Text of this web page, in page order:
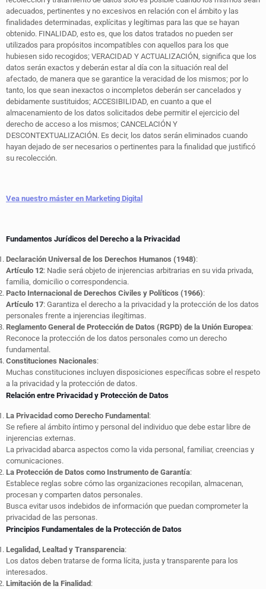
adecuados, pertinentes y no excesivos en relación con el ámbito y las
finalidades determinadas, explícitas y legítimas para las que se hayan
obtenido. FINALIDAD, esto es, que los datos tratados no pueden ser
utilizados para propósitos incompatibles con aquellos para los que
hubiesen sido recogidos; VERACIDAD Y ACTUALIZACIÓN, significa que los
datos serán exactos y deberán estar al día con la situación real del
afectado, de manera que se garantice la veracidad de los mismos; por lo
tanto, los que sean inexactos o incompletos deberán ser cancelados y
debidamente sustituidos; ACCESIBILIDAD, en cuanto a que el
almacenamiento de los datos solicitados debe permitir el ejercicio del
derecho de acceso a los mismos; CANCELACIÓN Y
DESCONTEXTUALIZACIÓN. Es decir, los datos serán eliminados cuando
hayan dejado de ser necesarios o pertinentes para la finalidad que justificó
su recolección.
Vea nuestro máster en Marketing Digital
Fundamentos Jurídicos del Derecho a la Privacidad
Declaración Universal de los Derechos Humanos (1948):
Artículo 12: Nadie será objeto de injerencias arbitrarias en su vida privada,
familia, domicilio o correspondencia.
Pacto Internacional de Derechos Civiles y Políticos (1966):
Artículo 17: Garantiza el derecho a la privacidad y la protección de los datos
personales frente a injerencias ilegítimas.
Reglamento General de Protección de Datos (RGPD) de la Unión Europea:
Reconoce la protección de los datos personales como un derecho
fundamental.
Constituciones Nacionales:
Muchas constituciones incluyen disposiciones específicas sobre el respeto
a la privacidad y la protección de datos.
Relación entre Privacidad y Protección de Datos
La Privacidad como Derecho Fundamental:
Se refiere al ámbito íntimo y personal del individuo que debe estar libre de
injerencias externas.
La privacidad abarca aspectos como la vida personal, familiar, creencias y
comunicaciones.
La Protección de Datos como Instrumento de Garantía:
Establece reglas sobre cómo las organizaciones recopilan, almacenan,
procesan y comparten datos personales.
Busca evitar usos indebidos de información que puedan comprometer la
privacidad de las personas.
Principios Fundamentales de la Protección de Datos
Legalidad, Lealtad y Transparencia:
Los datos deben tratarse de forma lícita, justa y transparente para los
interesados.
Limitación de la Finalidad: